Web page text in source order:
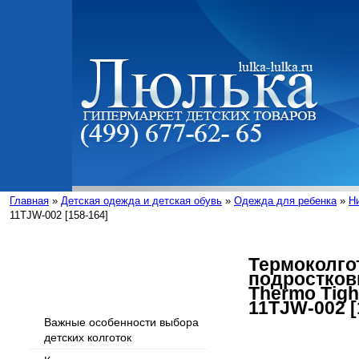
Главная » Детская одежда и детская обувь » Одежда для ребенка»
11TJW-002 [158-164]
Важные особенности выбора
детских колготок
Thermo
11TJW-002